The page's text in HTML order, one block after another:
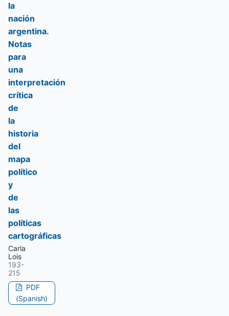
la
nación
argentina.
Notas
para
una
interpretación
crítica
de
la
historia
del
mapa
político
y
de
las
políticas
cartográficas
Carla
Lois
193-
215
PDF
(Spanish)